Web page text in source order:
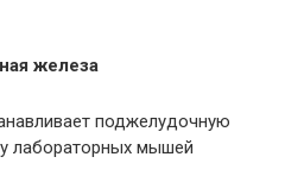
железа
поджелудочную
лабораторных мышей